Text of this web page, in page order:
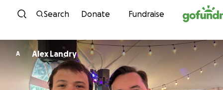
Skip to content
Search Donate Fundraise
A Alex Landry